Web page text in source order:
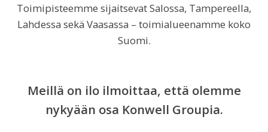
Toimipisteemme sijaitsevat Salossa, Tampereella,
Lahdessa sekä Vaasassa – toimialueenamme koko
Suomi.
Meillä on ilo ilmoittaa, että olemme
nykyään osa Konwell Groupia.